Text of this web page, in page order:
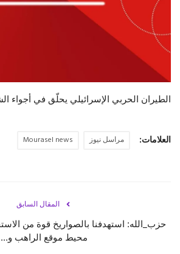
حياة
الطيران الحربي الإسرائيلي يحلّق في أجواء
العلامات: مراسل نيوز Mourasel news
المقال السابق
حزب_الله‬⁩: استهدفنا بالصواريخ قوة من
محيط موقع الراهب و...